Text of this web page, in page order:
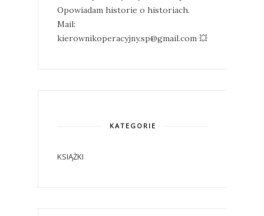
Opowiadam historie o historiach.
Mail:
kierownikoperacyjny.sp@gmail.com 💥
KATEGORIE
KSIĄŻKI